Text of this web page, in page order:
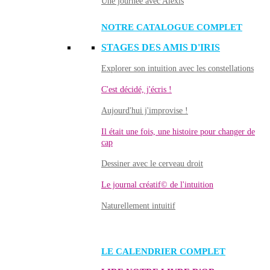
NOTRE CATALOGUE COMPLET
STAGES DES AMIS D'IRIS
Explorer son intuition avec les constellations
C'est décidé, j'écris !
Aujourd'hui j'improvise !
Il était une fois, une histoire pour changer de
cap
Dessiner avec le cerveau droit
Le journal créatif© de l'intuition
Naturellement intuitif
LE CALENDRIER COMPLET